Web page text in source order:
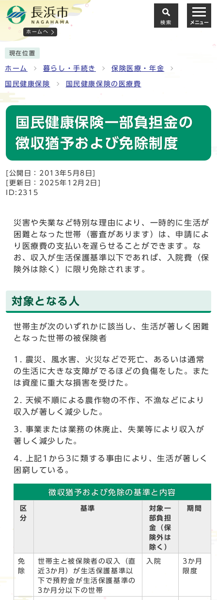
ホームへ
検索 メニュー
現在位置
ホーム 暮らし・手続き 保険医療・年金
国民健康保険 国民健康保険の医療費
国民健康保険一部負担金の
徴収猶予および免除制度
[公開日：2013年5月8日]
[更新日：2025年12月2日]
ID:2315
災害や失業など特別な理由により、一時的に生活が
困難となった世帯（審査があります）は、申請によ
り医療費の支払いを遅らせることができます。な
お、収入が生活保護基準以下であれば、入院費（保
険外は除く）に限り免除されます。
対象となる人
世帯主が次のいずれかに該当し、生活が著しく困難
となった世帯の被保険者
震災、風水害、火災などで死亡、あるいは通常
の生活に大きな支障がでるほどの負傷をした。また
は資産に重大な損害を受けた。
天候不順による農作物の不作、不漁などにより
収入が著しく減少した。
事業または業務の休廃止、失業等により収入が
著しく減少した。
上記1から3に類する事由により、生活が著しく
困窮している。
徴収猶予および免除の基準と内容
区
分
基準
対象一
部負担
金（保
険外は
除く）
期間
免
除
世帯主と被保険者の収入（直
近3か月）が生活保護基準以
下で預貯金が生活保護基準の
3か月分以下の世帯
入院
3か月
限度